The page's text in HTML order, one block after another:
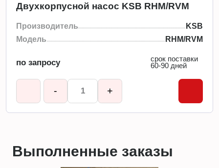
Двухкорпусной насос KSB RHM/RVM
Производитель
KSB
Модель
RHM/RVM
по запросу
срок поставки
60-90 дней
- +
Выполненные заказы